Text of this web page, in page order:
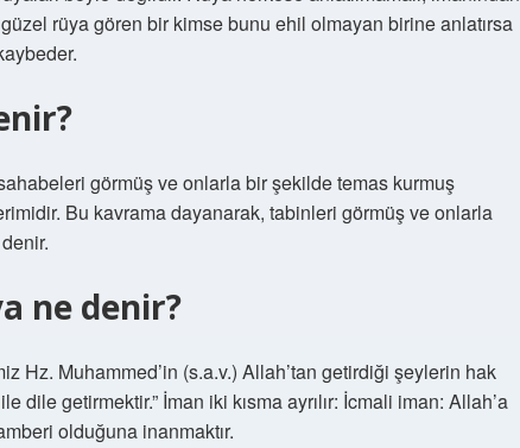
rüya gören bir kimse bunu ehil olmayan birine anlatırsa
Bu kavrama dayanarak, tabinleri görmüş ve onlarla
ne denir?
Hz. Muhammed’in (s.a.v.) Allah’tan getirdiği şeylerin hak
dile getirmektir.” İman iki kısma ayrılır: İcmali iman: Allah’a
olduğuna inanmaktır.